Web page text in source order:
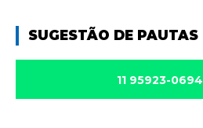
SUGESTÃO DE PAUTAS
11 95923-0694